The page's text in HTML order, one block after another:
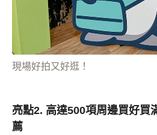
現場好拍又好逛！
亮點2. 高達500項周邊買好買
薦